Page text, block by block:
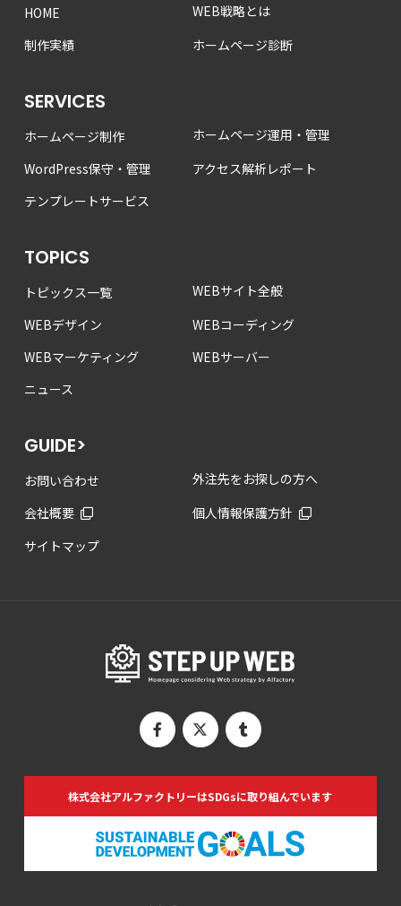
HOME
WEB戦略とは
制作実績
ホームページ診断
SERVICES
ホームページ制作
ホームページ運用・管理
WordPress保守・管理
アクセス解析レポート
テンプレートサービス
TOPICS
トピックス一覧
WEBサイト全般
WEBデザイン
WEBコーディング
WEBマーケティング
WEBサーバー
ニュース
GUIDE>
お問い合わせ
外注先をお探しの方へ
会社概要
個人情報保護方針
サイトマップ
株式会社アルファクトリーはSDGsに取り組んでいます